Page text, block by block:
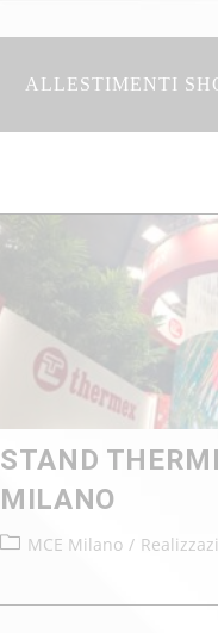
ALLESTIMENTI
STAND
MILANO
MCE Milano /